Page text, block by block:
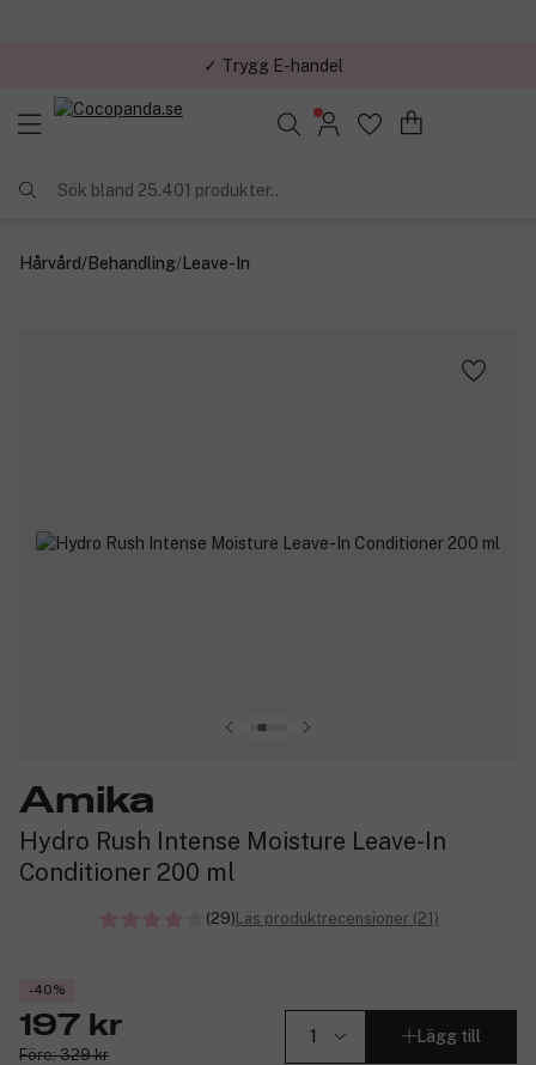
✓ Trygg E-handel
Sök bland 25.401 produkter..
Hårvård/Behandling/Leave-In
Amika
Hydro Rush Intense Moisture Leave-In
Conditioner 200 ml
(29) Läs produktrecensioner (21)
-40%
197 kr
Före: 329 kr
Lägg till